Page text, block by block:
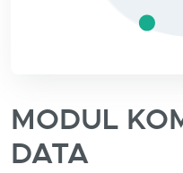
MODUL
DATA